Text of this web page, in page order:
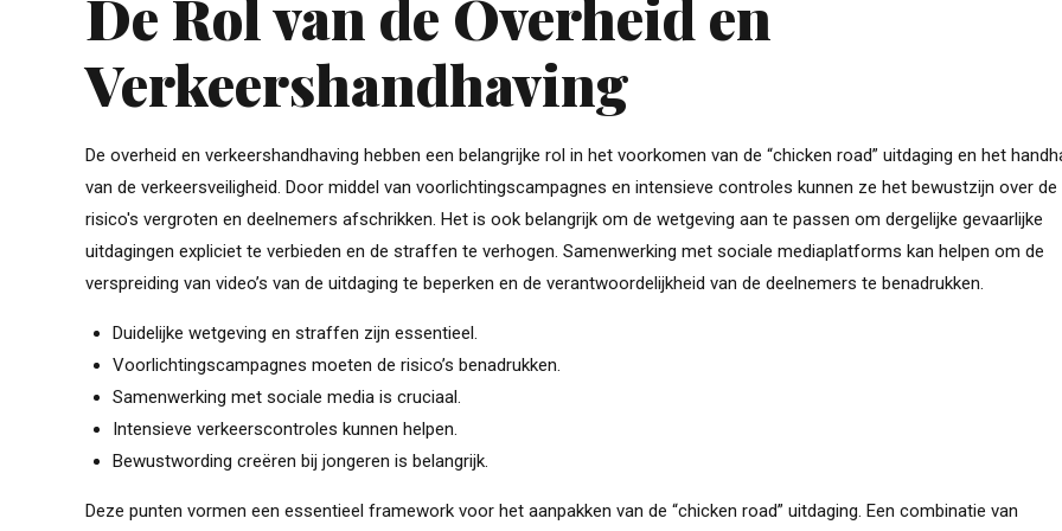
De Rol van de Overheid en
Verkeershandhaving
De overheid en verkeershandhaving hebben een belangrijke rol in het voorkomen van de “chicken road” uitdaging en het
van de verkeersveiligheid. Door middel van voorlichtingscampagnes en intensieve controles kunnen ze het bewustzijn over de
risico's vergroten en deelnemers afschrikken. Het is ook belangrijk om de wetgeving aan te passen om dergelijke gevaarlijke
uitdagingen expliciet te verbieden en de straffen te verhogen. Samenwerking met sociale mediaplatforms kan helpen om de
verspreiding van video’s van de uitdaging te beperken en de verantwoordelijkheid van de deelnemers te benadrukken.
Duidelijke wetgeving en straffen zijn essentieel.
Voorlichtingscampagnes moeten de risico’s benadrukken.
Samenwerking met sociale media is cruciaal.
Intensieve verkeerscontroles kunnen helpen.
Bewustwording creëren bij jongeren is belangrijk.
Deze punten vormen een essentieel framework voor het aanpakken van de “chicken road” uitdaging. Een combinatie van